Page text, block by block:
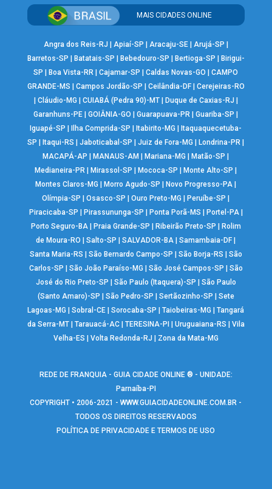
MAIS CIDADES ONLINE
Angra dos Reis-RJ Apiaí-SP Aracaju-SE| Arujá-SP
Barretos-SP
Batatais-SP Bebedouro-SP Bertioga-SP
Birigui-
SP
Boa Vista-RR |Cajamar-SP |Caldas Novas-GO |CAMPO
GRANDE-MS
Campos Jordão-SP Ceilândia-DF| Cerejeiras-RO
Cláudio-MG CUIABÁ (Pedra 90)-MT| Duque de Caxias-RJ
Garanhuns-PE |GOIÂNIA-GO |Guarapuava-PR |Guariba-SP
Iguapé-SP
Ilha Comprida-SP Itabirito-MG
Itaquaquecetuba-
SP
Itaqui-RS |Jaboticabal-SP |Juiz de Fora-MG Londrina-PR
MACAPÁ-AP
MANAUS-AM Mariana-MG Matão-SP
Medianeira-PR
Mirassol-SP Mococa-SP Monte Alto-SP
Montes Claros-MG
Morro Agudo-SP Novo Progresso-PA
Olímpia-SP
|Osasco-SP |Ouro Preto-MG Peruíbe-SP
Piracicaba-SP
Pirassununga-SP Ponta Porã-MS Portel-PA|
Porto Seguro-BA| Praia Grande-SP Ribeirão Preto-SP
Rolim
de Moura-RO
|Salto-SP |SALVADOR-BA |Samambaia-DF
Santa Maria-RS
São Bernardo Campo-SP São Borja-RS
São
Carlos-SP
São João Paraíso-MG São José Campos-SP
São
José do Rio Preto-SP
São Paulo (Itaquera)-SP
São Paulo
(Santo Amaro)-SP
São Pedro-SP Sertãozinho-SP
Sete
Lagoas-MG
|Sobral-CE |Sorocaba-SP |Taiobeiras-MG |Tangará
da Serra-MT| Tarauacá-AC| TERESINA-PI Uruguaiana-RS
Vila
Velha-ES
Volta Redonda-RJ Zona da Mata-MG
REDE DE FRANQUIA - GUIA CIDADE ONLINE ® - UNIDADE:
Parnaíba-PI
COPYRIGHT • 2006-2021 -WWW.GUIACIDADEONLINE.COM.BR -
TODOS OS DIREITOS RESERVADOS
POLÍTICA DE PRIVACIDADE E TERMOS DE USO